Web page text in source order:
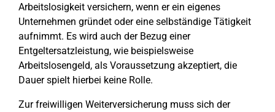
Arbeitslosigkeit versichern, wenn er ein eigenes
Unternehmen gründet oder eine selbständige Tätigkeit
aufnimmt. Es wird auch der Bezug einer
Entgeltersatzleistung, wie beispielsweise
Arbeitslosengeld, als Voraussetzung akzeptiert, die
Dauer spielt hierbei keine Rolle.
Zur freiwilligen Weiterversicherung muss sich der